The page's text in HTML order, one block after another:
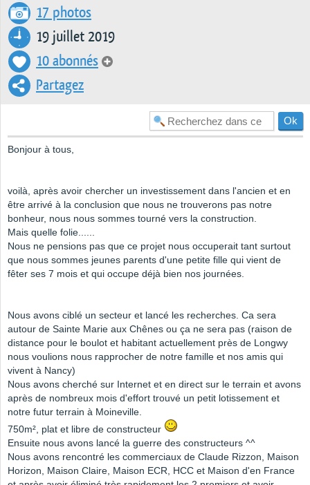
17 photos
19 juillet 2019
10 abonnés
Partagez
Bonjour à tous,
voilà, après avoir chercher un investissement dans l'ancien et en
être arrivé à la conclusion que nous ne trouverons pas notre
bonheur, nous nous sommes tourné vers la construction.
Mais quelle folie......
Nous ne pensions pas que ce projet nous occuperait tant surtout
que nous sommes jeunes parents d'une petite fille qui vient de
fêter ses 7 mois et qui occupe déjà bien nos journées.
Nous avons ciblé un secteur et lancé les recherches. Ca sera
autour de Sainte Marie aux Chênes ou ça ne sera pas (raison de
distance pour le boulot et habitant actuellement près de Longwy
nous voulions nous rapprocher de notre famille et nos amis qui
vivent à Nancy)
Nous avons cherché sur Internet et en direct sur le terrain et avons
après de nombreux mois d'effort trouvé un petit lotissement et
notre futur terrain à Moineville.
750m², plat et libre de constructeur
Ensuite nous avons lancé la guerre des constructeurs ^^
Nous avons rencontré les commerciaux de Claude Rizzon, Maison
Horizon, Maison Claire, Maison ECR, HCC et Maison d'en France